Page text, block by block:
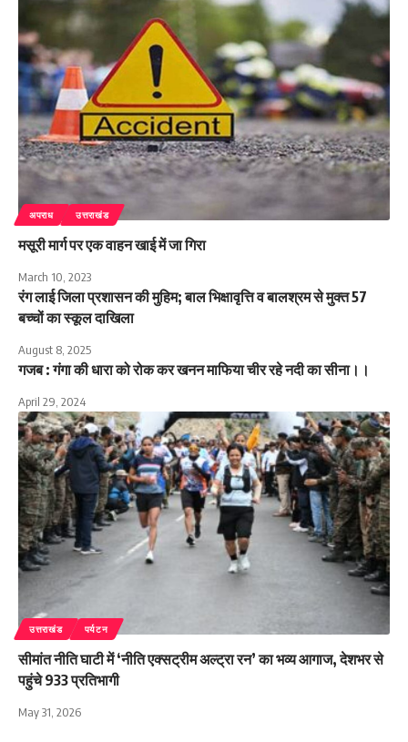
अपराध उत्तराखंड
मसूरी मार्ग पर एक वाहन खाई में जा गिरा
March 10, 2023
रंग लाई जिला प्रशासन की मुहिम; बाल भिक्षावृत्ति व बालश्रम से मुक्त 57
बच्चों का स्कूल दाखिला
August 8, 2025
गजब : गंगा की धारा को रोक कर खनन माफिया चीर रहे नदी का सीना।।
April 29, 2024
उत्तराखंड पर्यटन
सीमांत नीति घाटी में ‘नीति एक्सट्रीम अल्ट्रा रन’ का भव्य आगाज, देशभर से
पहुंचे 933 प्रतिभागी
May 31, 2026